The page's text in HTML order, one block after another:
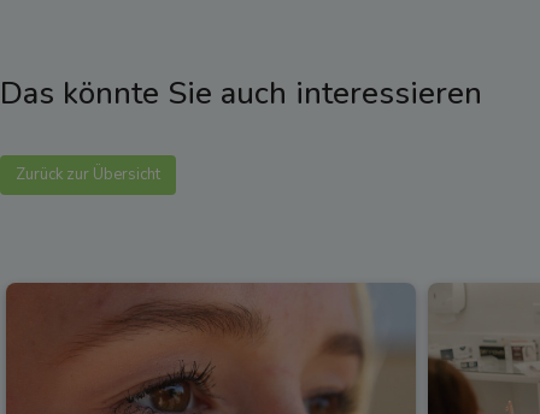
Das könnte Sie auch interessieren
Zurück zur Übersicht